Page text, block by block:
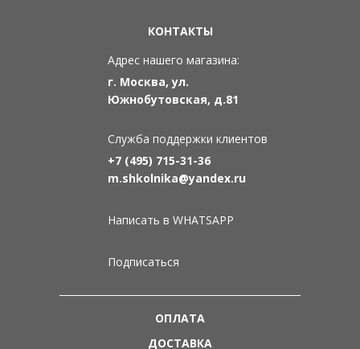
КОНТАКТЫ
Адрес нашего магазина:
г. Москва, ул.
Южнобутовская, д.81
Служба поддержки клиентов
+7 (495) 715-31-36
m.shkolnika@yandex.ru
Написать в WHATSAPP
Подписаться
ОПЛАТА
ДОСТАВКА